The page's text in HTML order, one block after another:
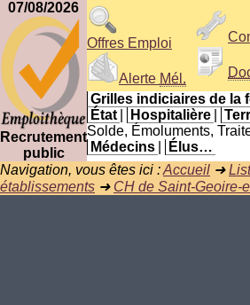
07/08/2026
Recrutement
public
Offres Emploi
Alerte Mél.
Grilles indiciaires de la
État
Hospitalière
Solde, Émoluments,
Médecins
Élus…
Navigation, vous êtes ici :Accueil ➜
établissements ➜ CH de Saint-Geoire-